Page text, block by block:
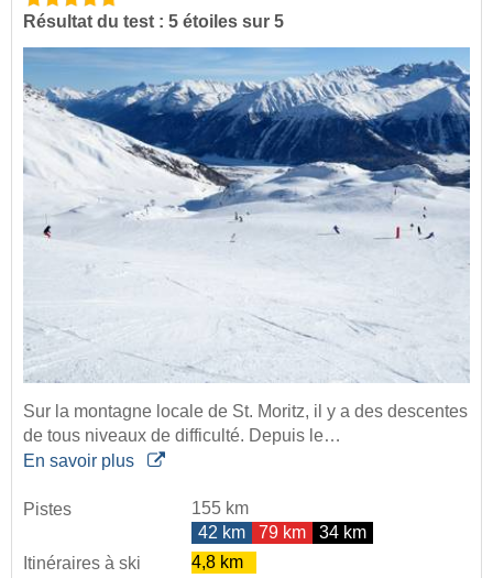
Résultat du test : 5 étoiles sur 5
Sur la montagne locale de St. Moritz, il y a des descentes
de tous niveaux de difficulté. Depuis le…
En savoir plus
Pistes
155 km
42 km
79 km
34 km
Itinéraires à ski
4,8 km